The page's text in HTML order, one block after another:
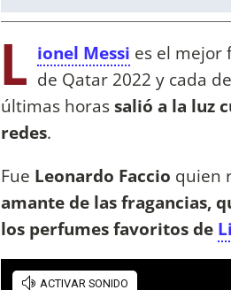
L ionel Messi es el mejor
de Qatar 2022 y cada
últimas horassalió a la luz
redes.
Fue Leonardo Faccio quien
amante de las fragancias,
los perfumes favoritos de